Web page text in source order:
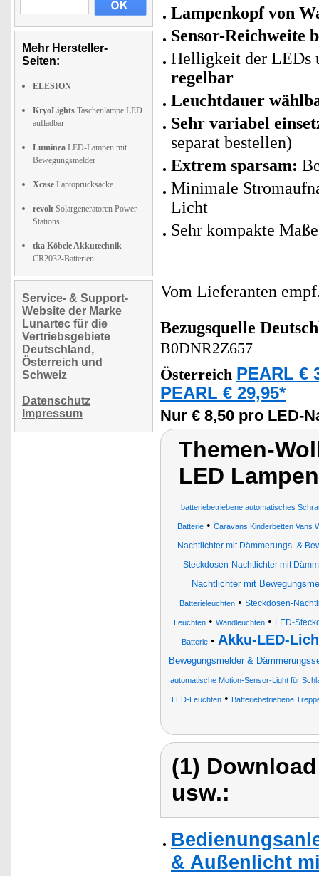
Mehr Hersteller-
Seiten:
ELESION
KryoLights Taschenlampe LED
aufladbar
Luminea LED-Lampen mit
Bewegungsmelder
Xcase Laptoprucksäcke
revolt Solargeneratoren Power
Stations
tka Köbele Akkutechnik
CR2032-Batterien
Service- & Support-
Website der Marke
Lunartec für die
Vertriebsgebiete
Deutschland,
Österreich und
Schweiz
Datenschutz
Impressum
Lampenkopf von
Sensor-Reichweite
Helligkeit der LEDs
regelbar
Leuchtdauer
Sehr variabel
separat bestellen)
Extrem sparsam:
Minimale
Licht
Sehr kompakte
Vom Lieferanten
Bezugsquelle
B0DNR2Z657
Österreich PEARL €
PEARL € 29,95*
Nur € 8,50 pro LED-
Themen-
LED
batteriebetriebene automatisches
Batterie• Caravans Kinderbetten Vans
Nachtlichter mit Dämmerungs- &
Steckdosen-Nachtlichter mit
Nachtlichter mit
Batterieleuchten • Steckdosen-
Leuchten • Wandleuchten • LED-
Batterie• Akku-LED-
Bewegungsmelder &
automatische Motion-Sensor-Light für
LED-Leuchten • Batteriebetriebene
(1)
usw.:
& Außenlicht